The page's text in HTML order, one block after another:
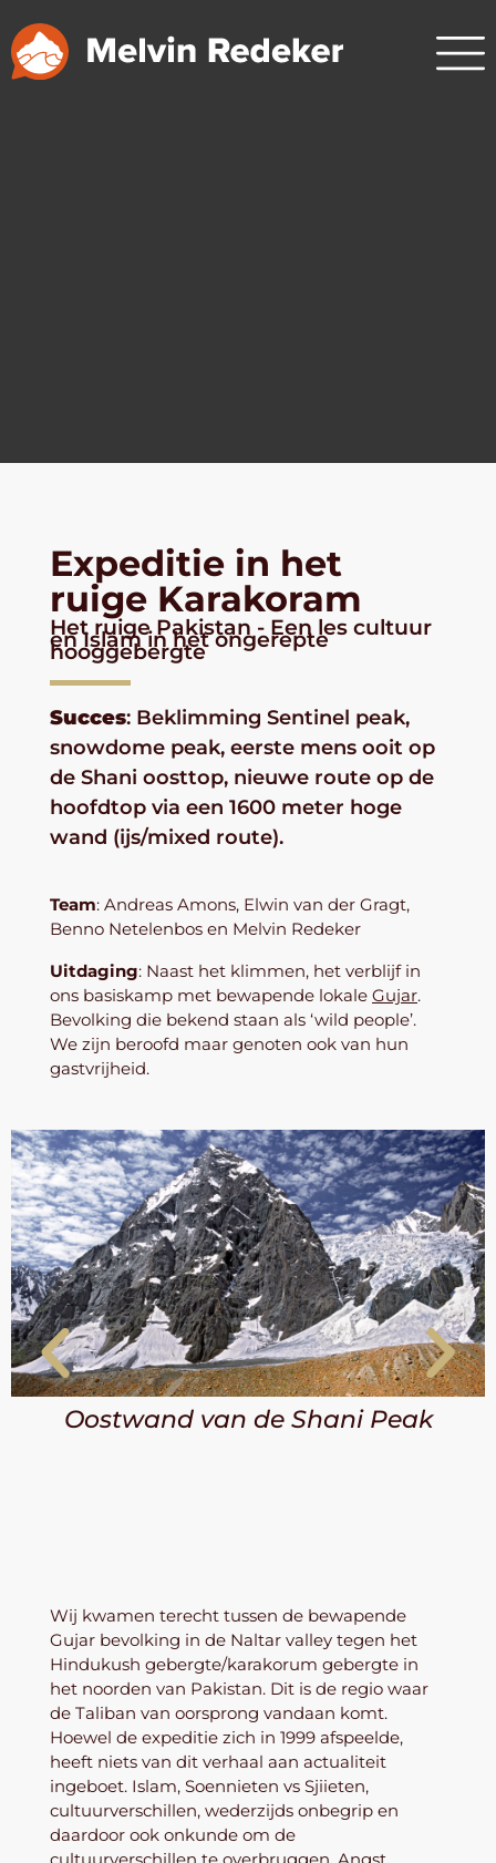
Expeditie in het
ruige Karakoram
Het ruige Pakistan - Een les cultuur
en Islam in het ongerepte
hooggebergte
Succes: Beklimming Sentinel peak,
snowdome peak, eerste mens ooit op
de Shani oosttop, nieuwe route op de
hoofdtop via een 1600 meter hoge
wand (ijs/mixed route).
Team: Andreas Amons, Elwin van der Gragt,
Benno Netelenbos en Melvin Redeker
Uitdaging: Naast het klimmen, het verblijf in
ons basiskamp met bewapende lokale Gujar.
Bevolking die bekend staan als ‘wild people’.
We zijn beroofd maar genoten ook van hun
gastvrijheid.
Oostwand van de Shani Peak
Wij kwamen terecht tussen de bewapende
Gujar bevolking in de Naltar valley tegen het
Hindukush gebergte/karakorum gebergte in
het noorden van Pakistan. Dit is de regio waar
de Taliban van oorsprong vandaan komt.
Hoewel de expeditie zich in 1999 afspeelde,
heeft niets van dit verhaal aan actualiteit
ingeboet. Islam, Soennieten vs Sjiieten,
cultuurverschillen, wederzijds onbegrip en
daardoor ook onkunde om de